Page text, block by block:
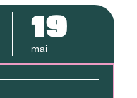
19
mai